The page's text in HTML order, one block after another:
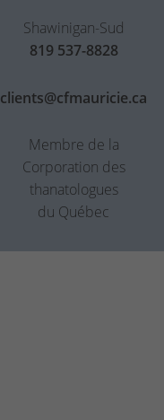
Shawinigan-Sud
819 537-8828
clients@cfmauricie.ca
Membre de la
Corporation des
thanatologues
du Québec